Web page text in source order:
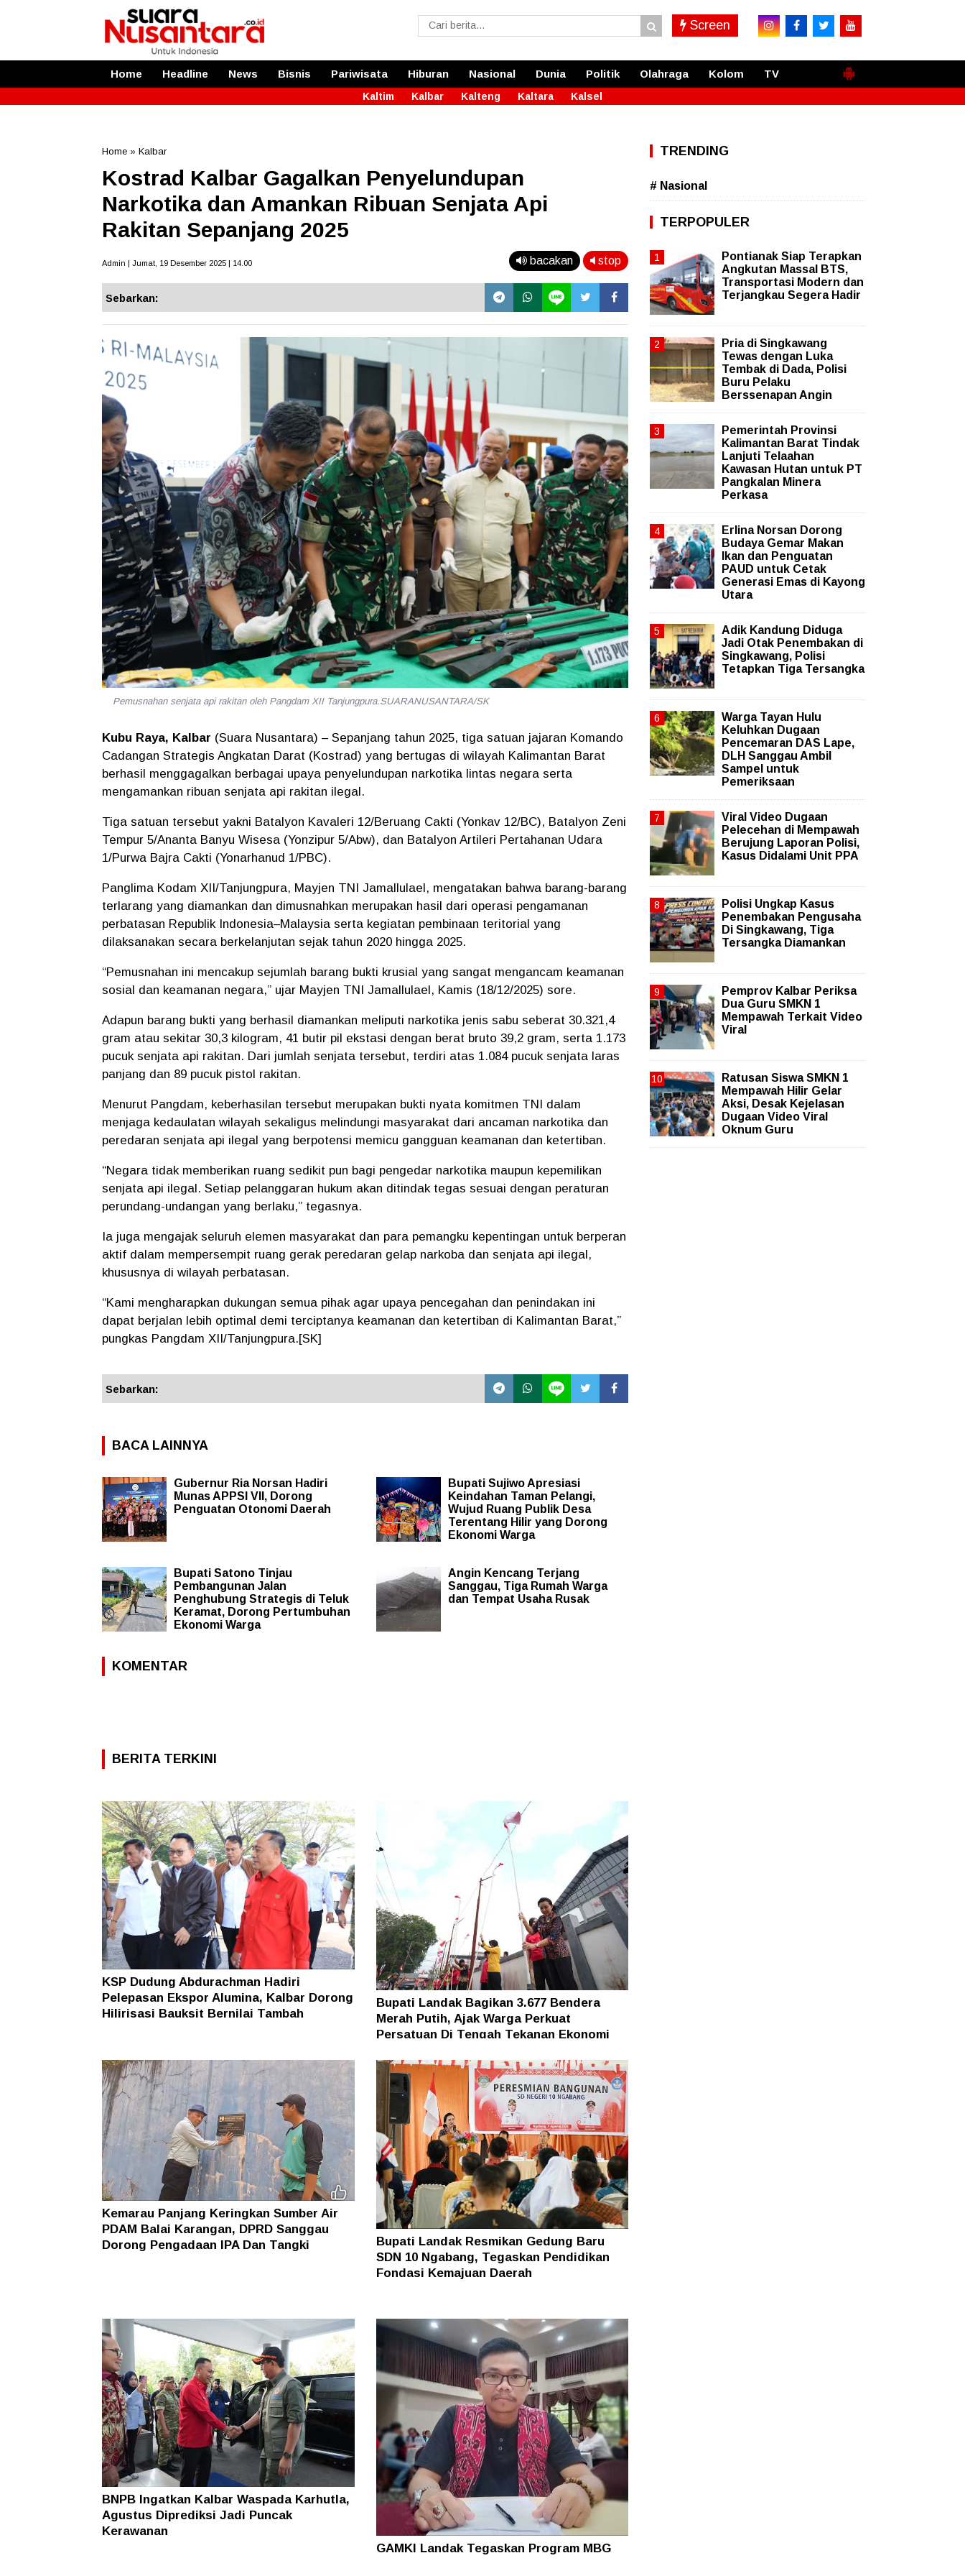
Screen
Home Headline News Bisnis Pariwisata Hiburan Nasional Dunia Politik Olahraga Kolom TV
Kaltim Kalbar Kalteng Kaltara Kalsel
Home » Kalbar
Kostrad Kalbar Gagalkan Penyelundupan
Narkotika dan Amankan Ribuan Senjata Api
Rakitan Sepanjang 2025
Admin | Jumat, 19 Desember 2025 | 14.00 bacakan stop
Sebarkan:
Pemusnahan senjata api rakitan oleh Pangdam XII Tanjungpura.SUARANUSANTARA/SK
Kubu Raya, Kalbar (Suara Nusantara) – Sepanjang tahun 2025, tiga satuan jajaran Komando
Cadangan Strategis Angkatan Darat (Kostrad) yang bertugas di wilayah Kalimantan Barat
berhasil menggagalkan berbagai upaya penyelundupan narkotika lintas negara serta
mengamankan ribuan senjata api rakitan ilegal.
Tiga satuan tersebut yakni Batalyon Kavaleri 12/Beruang Cakti (Yonkav 12/BC), Batalyon Zeni
Tempur 5/Ananta Banyu Wisesa (Yonzipur 5/Abw), dan Batalyon Artileri Pertahanan Udara
1/Purwa Bajra Cakti (Yonarhanud 1/PBC).
Panglima Kodam XII/Tanjungpura, Mayjen TNI Jamallulael, mengatakan bahwa barang-barang
terlarang yang diamankan dan dimusnahkan merupakan hasil dari operasi pengamanan
perbatasan Republik Indonesia–Malaysia serta kegiatan pembinaan teritorial yang
dilaksanakan secara berkelanjutan sejak tahun 2020 hingga 2025.
“Pemusnahan ini mencakup sejumlah barang bukti krusial yang sangat mengancam keamanan
sosial dan keamanan negara,” ujar Mayjen TNI Jamallulael, Kamis (18/12/2025) sore.
Adapun barang bukti yang berhasil diamankan meliputi narkotika jenis sabu seberat 30.321,4
gram atau sekitar 30,3 kilogram, 41 butir pil ekstasi dengan berat bruto 39,2 gram, serta 1.173
pucuk senjata api rakitan. Dari jumlah senjata tersebut, terdiri atas 1.084 pucuk senjata laras
panjang dan 89 pucuk pistol rakitan.
Menurut Pangdam, keberhasilan tersebut merupakan bukti nyata komitmen TNI dalam
menjaga kedaulatan wilayah sekaligus melindungi masyarakat dari ancaman narkotika dan
peredaran senjata api ilegal yang berpotensi memicu gangguan keamanan dan ketertiban.
“Negara tidak memberikan ruang sedikit pun bagi pengedar narkotika maupun kepemilikan
senjata api ilegal. Setiap pelanggaran hukum akan ditindak tegas sesuai dengan peraturan
perundang-undangan yang berlaku,” tegasnya.
Ia juga mengajak seluruh elemen masyarakat dan para pemangku kepentingan untuk berperan
aktif dalam mempersempit ruang gerak peredaran gelap narkoba dan senjata api ilegal,
khususnya di wilayah perbatasan.
“Kami mengharapkan dukungan semua pihak agar upaya pencegahan dan penindakan ini
dapat berjalan lebih optimal demi terciptanya keamanan dan ketertiban di Kalimantan Barat,”
pungkas Pangdam XII/Tanjungpura.[SK]
Sebarkan:
BACA LAINNYA
Gubernur Ria Norsan Hadiri
Munas APPSI VII, Dorong
Penguatan Otonomi Daerah
Bupati Sujiwo Apresiasi
Keindahan Taman Pelangi,
Wujud Ruang Publik Desa
Terentang Hilir yang Dorong
Ekonomi Warga
Bupati Satono Tinjau
Pembangunan Jalan
Penghubung Strategis di Teluk
Keramat, Dorong Pertumbuhan
Ekonomi Warga
Angin Kencang Terjang
Sanggau, Tiga Rumah Warga
dan Tempat Usaha Rusak
KOMENTAR
BERITA TERKINI
KSP Dudung Abdurachman Hadiri
Pelepasan Ekspor Alumina, Kalbar Dorong
Hilirisasi Bauksit Bernilai Tambah
Bupati Landak Bagikan 3.677 Bendera
Merah Putih, Ajak Warga Perkuat
Persatuan Di Tengah Tekanan Ekonomi
Kemarau Panjang Keringkan Sumber Air
PDAM Balai Karangan, DPRD Sanggau
Dorong Pengadaan IPA Dan Tangki
Bupati Landak Resmikan Gedung Baru
SDN 10 Ngabang, Tegaskan Pendidikan
Fondasi Kemajuan Daerah
BNPB Ingatkan Kalbar Waspada Karhutla,
Agustus Diprediksi Jadi Puncak
Kerawanan
GAMKI Landak Tegaskan Program MBG
TRENDING
# Nasional
TERPOPULER
Pontianak Siap Terapkan
Angkutan Massal BTS,
Transportasi Modern dan
Terjangkau Segera Hadir
Pria di Singkawang
Tewas dengan Luka
Tembak di Dada, Polisi
Buru Pelaku
Berssenapan Angin
Pemerintah Provinsi
Kalimantan Barat Tindak
Lanjuti Telaahan
Kawasan Hutan untuk PT
Pangkalan Minera
Perkasa
Erlina Norsan Dorong
Budaya Gemar Makan
Ikan dan Penguatan
PAUD untuk Cetak
Generasi Emas di Kayong
Utara
Adik Kandung Diduga
Jadi Otak Penembakan di
Singkawang, Polisi
Tetapkan Tiga Tersangka
Warga Tayan Hulu
Keluhkan Dugaan
Pencemaran DAS Lape,
DLH Sanggau Ambil
Sampel untuk
Pemeriksaan
Viral Video Dugaan
Pelecehan di Mempawah
Berujung Laporan Polisi,
Kasus Didalami Unit PPA
Polisi Ungkap Kasus
Penembakan Pengusaha
Di Singkawang, Tiga
Tersangka Diamankan
Pemprov Kalbar Periksa
Dua Guru SMKN 1
Mempawah Terkait Video
Viral
Ratusan Siswa SMKN 1
Mempawah Hilir Gelar
Aksi, Desak Kejelasan
Dugaan Video Viral
Oknum Guru